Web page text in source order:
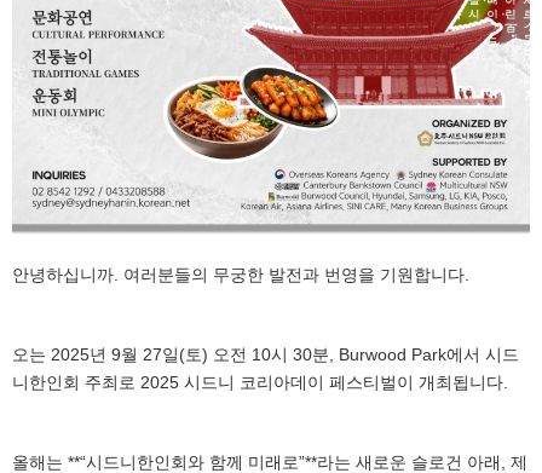
안녕하십니까. 여러분들의 무궁한 발전과 번영을 기원합니다.
오는 2025년 9월 27일(토) 오전 10시 30분, Burwood Park에서 시드
니한인회 주최로 2025 시드니 코리아데이 페스티벌이 개최됩니다.
올해는 **“시드니한인회와 함께 미래로”**라는 새로운 슬로건 아래, 제